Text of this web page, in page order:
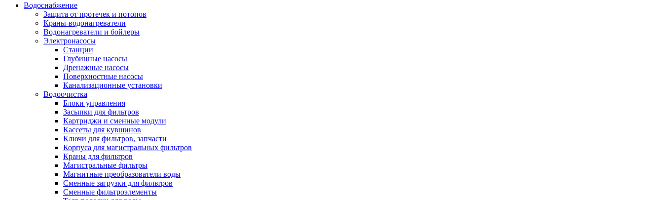
Водоснабжение
Защита от протечек и потопов
Краны-водонагреватели
Водонагреватели и бойлеры
Электронасосы
Станции
Глубинные насосы
Дренажные насосы
Поверхностные насосы
Канализационные установки
Водоочистка
Блоки управления
Засыпки для фильтров
Картриджи и сменные модули
Кассеты для кувшинов
Ключи для фильтров, запчасти
Корпуса для магистральных фильтров
Краны для фильтров
Магистральные фильтры
Магнитные преобразователи воды
Сменные загрузки для фильтров
Сменные фильтроэлементы